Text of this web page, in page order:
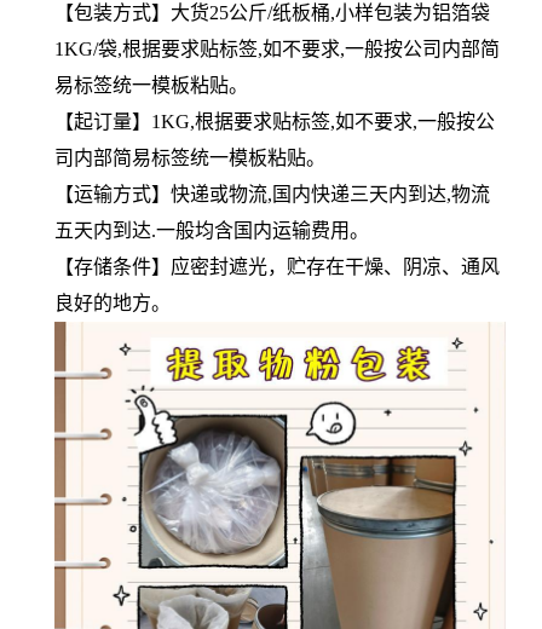
【包装方式】大货25公斤/纸板桶,小样包装为铝箔袋
1KG/袋,根据要求贴标签,如不要求,一般按公司内部简
易标签统一模板粘贴。
【起订量】1KG,根据要求贴标签,如不要求,一般按公
司内部简易标签统一模板粘贴。
【运输方式】快递或物流,国内快递三天内到达,物流
五天内到达.一般均含国内运输费用。
【存储条件】应密封遮光，贮存在干燥、阴凉、通风
良好的地方。